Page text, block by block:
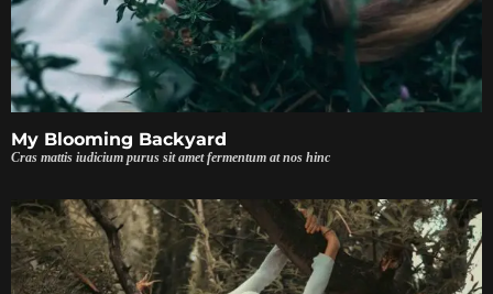
My Blooming Backyard
Cras mattis iudicium purus sit amet fermentum at nos hinc